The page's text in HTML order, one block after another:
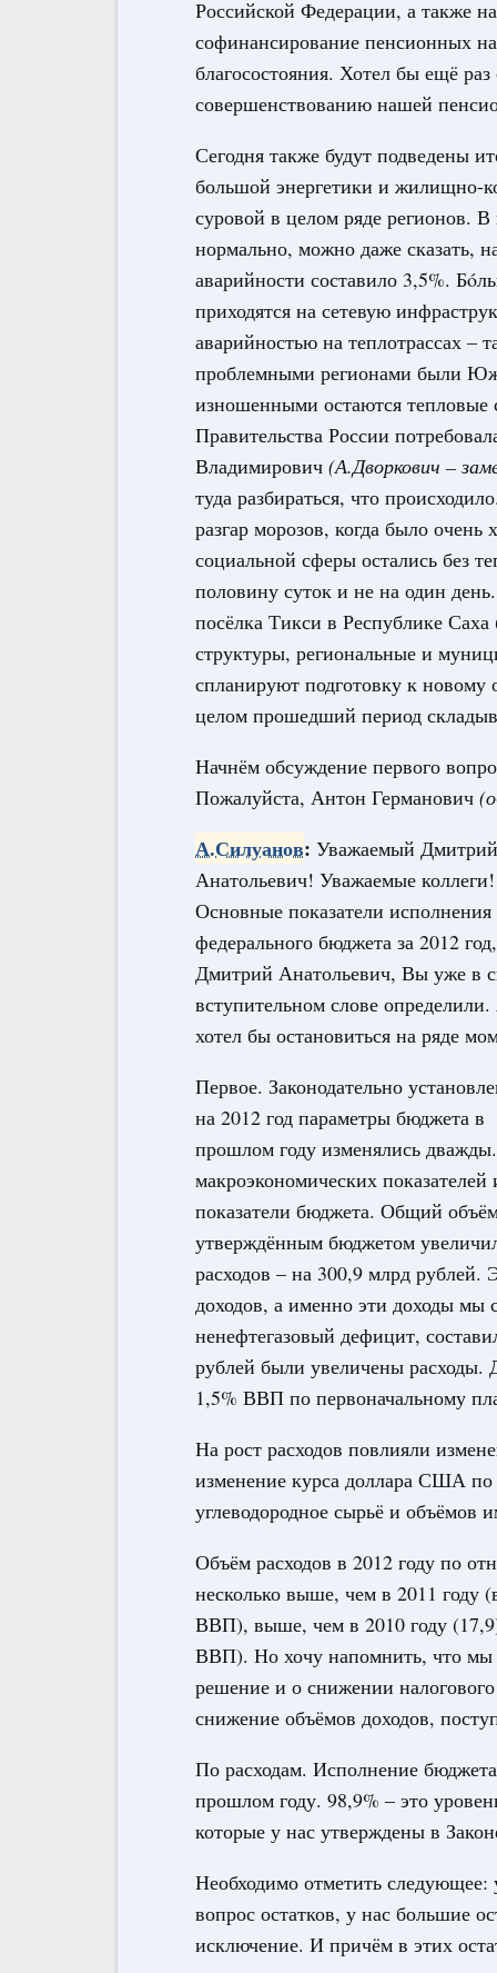
Российской Федерации, а также
софинансирование пенсионных
благосостояния. Хотел бы ещё
совершенствованию нашей
Сегодня также будут подведены
большой энергетики и жилищно-
суровой в целом ряде регионов. В
нормально, можно даже сказать,
аварийности составило 3,5%.
приходятся на сетевую
аварийностью на теплотрассах –
проблемными регионами были
изношенными остаются тепловые
Правительства России
Владимирович (А.Дворкович –
туда разбираться, что
разгар морозов, когда было
социальной сферы остались без
половину суток и не на один
посёлка Тикси в Республике
структуры, региональные и
спланируют подготовку к новому
целом прошедший период
Начнём обсуждение первого
Пожалуйста, Антон Германович
А.Силуанов: Уважаемый Дмитрий
Анатольевич! Уважаемые коллеги!
Основные показатели исполнения
федерального бюджета за 2012 год,
Дмитрий Анатольевич, Вы уже в
вступительном слове
хотел бы остановиться на ряде
Первое. Законодательно
на 2012 год параметры бюджета в
прошлом году изменялись
макроэкономических
показатели бюджета. Общий
утверждённым бюджетом
расходов – на 300,9 млрд рублей.
доходов, а именно эти доходы мы
ненефтегазовый дефицит,
рублей были увеличены
1,5% ВВП по первоначальному
На рост расходов повлияли
изменение курса доллара США
углеводородное сырьё и объёмов
Объём расходов в 2012 году по
несколько выше, чем в 2011 году
ВВП), выше, чем в 2010 году
ВВП). Но хочу напомнить, что мы
решение и о снижении
снижение объёмов доходов,
По расходам. Исполнение
прошлом году. 98,9% – это
которые у нас утверждены в
Необходимо отметить следующее:
вопрос остатков, у нас большие
исключение. И причём в этих